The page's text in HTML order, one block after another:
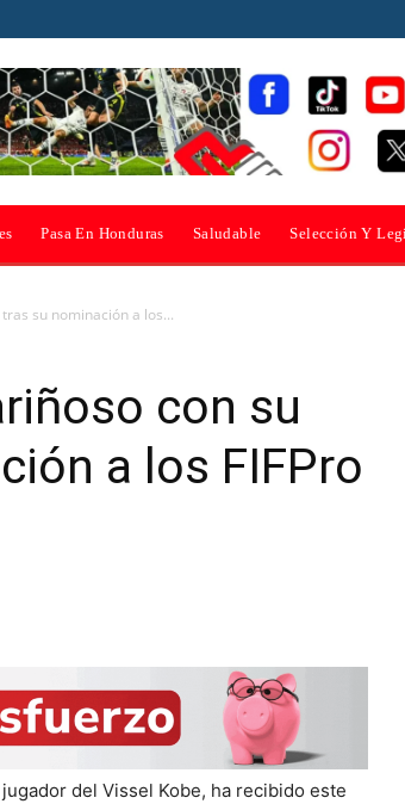
Pasa En Honduras Saludable Selección Y
su nominación a los...
con su
a los FIFPro
del Vissel Kobe, ha recibido este